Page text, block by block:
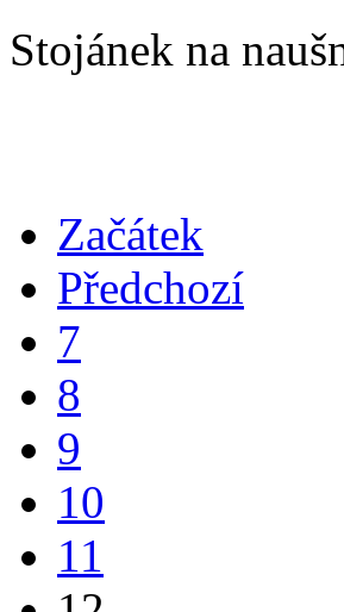
Stojánek na
Začátek
Předchozí
7
8
9
10
11